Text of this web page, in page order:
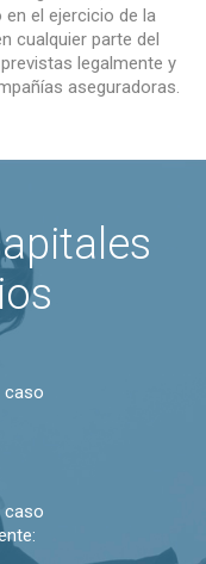
el ejercicio de la
cualquier parte del
legalmente y
aseguradoras.
caso
caso